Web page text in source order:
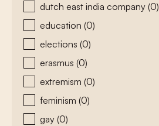
dutch east india company (0)
education (0)
elections (0)
erasmus (0)
extremism (0)
feminism (0)
gay (0)